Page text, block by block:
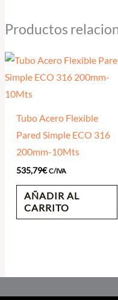
Productos
Tubo Acero Flexible
Pared Simple ECO 316
200mm-10Mts
535,79€ C/IVA
AÑADIR AL
CARRITO